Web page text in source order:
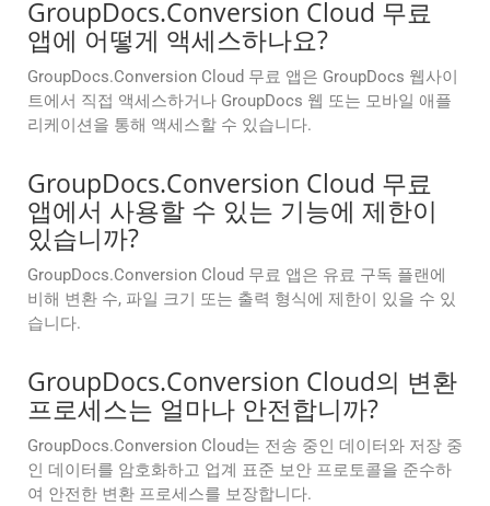
GroupDocs.Conversion Cloud 무료
앱에 어떻게 액세스하나요?
GroupDocs.Conversion Cloud 무료 앱은 GroupDocs 웹사이
트에서 직접 액세스하거나 GroupDocs 웹 또는 모바일 애플
리케이션을 통해 액세스할 수 있습니다.
GroupDocs.Conversion Cloud 무료
앱에서 사용할 수 있는 기능에 제한이
있습니까?
GroupDocs.Conversion Cloud 무료 앱은 유료 구독 플랜에
비해 변환 수, 파일 크기 또는 출력 형식에 제한이 있을 수 있
습니다.
GroupDocs.Conversion Cloud의 변환
프로세스는 얼마나 안전합니까?
GroupDocs.Conversion Cloud는 전송 중인 데이터와 저장 중
인 데이터를 암호화하고 업계 표준 보안 프로토콜을 준수하
여 안전한 변환 프로세스를 보장합니다.